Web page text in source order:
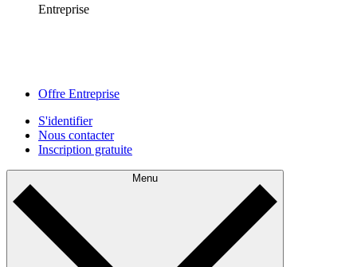
Entreprise
Offre Entreprise
S'identifier
Nous contacter
Inscription gratuite
Menu